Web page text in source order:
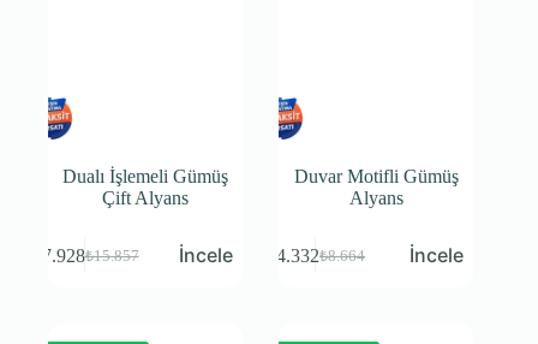
Dualı İşlemeli Gümüş
Çift Alyans
₺15.857
7.928
Duvar Motifli Gümüş
Alyans
₺8.664
4.332